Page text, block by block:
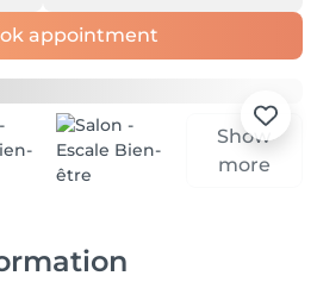
appointment
Show
more